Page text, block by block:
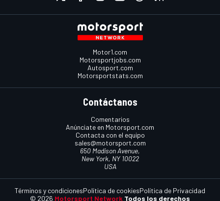
Motor1.com
Motorsportjobs.com
Autosport.com
Motorsportstats.com
Contáctanos
Comentarios
Anúnciate en Motorsport.com
Contacta con el equipo
sales@motorsport.com
650 Madison Avenue,
New York, NY 10022
USA
© 2026 Motorsport Network Todos los derechos
Términos y condicionesPolítica de cookiesPolítica de Privacidad